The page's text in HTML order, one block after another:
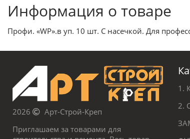
Информация о товаре
Профи. «WP».в уп. 10 шт. С насечкой. Для
2026
Арт-Строй-Креп
Приглашаем за товарами для
1.
2.